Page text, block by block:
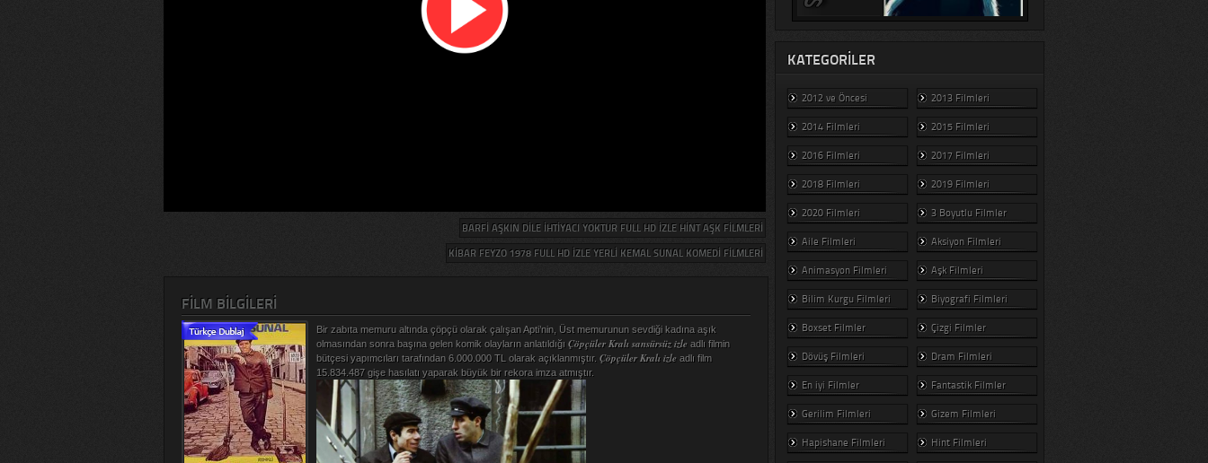
BARFI AŞKIN DILE İHTIYACI YOKTUR FULL HD IZLE HINT AŞK FILMLERI
KIBAR FEYZO 1978 FULL HD IZLE YERLI KEMAL SUNAL KOMEDI FILMLERI
FILM BILGILERI
Bir zabıta memuru altında çöpçü olarak çalışan Apti’nin, Üst memurunun sevdiği kadına aşık
olmasından sonra başına gelen komik olayların anlatıldığı Çöpçüler Kralı sansürsüz izleadlı filmin
bütçesi yapımcıları tarafından 6.000.000 TL olarak açıklanmıştır. Çöpçüler Kralı izleadlı film
15.834.487 gişe hasılatı yaparak büyük bir rekora imza atmıştır.
KATEGORILER
2012 ve Öncesi 2013 Filmleri
2014 Filmleri 2015 Filmleri
2016 Filmleri 2017 Filmleri
2018 Filmleri 2019 Filmleri
2020 Filmleri 3 Boyutlu Filmler
Aile Filmleri Aksiyon Filmleri
Animasyon Filmleri Aşk Filmleri
Bilim Kurgu Filmleri Biyografi Filmleri
Boxset Filmler Çizgi Filmler
Dövüş Filmleri Dram Filmleri
En iyi Filmler Fantastik Filmler
Gerilim Filmleri Gizem Filmleri
Hapishane Filmleri Hint Filmleri